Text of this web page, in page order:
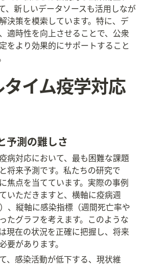
、新しいデータソースも活用しなが
決策を模索しています。特に、デ
適時性を向上させることで、公衆
をより効果的にサポートすること
イム疫学対応
予測の難しさ
病対応において、最も困難な課題
将来予測です。私たちの研究で
焦点を当てています。実際の事例
いただきますと、横軸に疫病週
、縦軸に感染指標（週間死亡率や
たグラフを考えます。このような
現在の状況を正確に把握し、将来
要があります。
、感染活動が低下する、現状維